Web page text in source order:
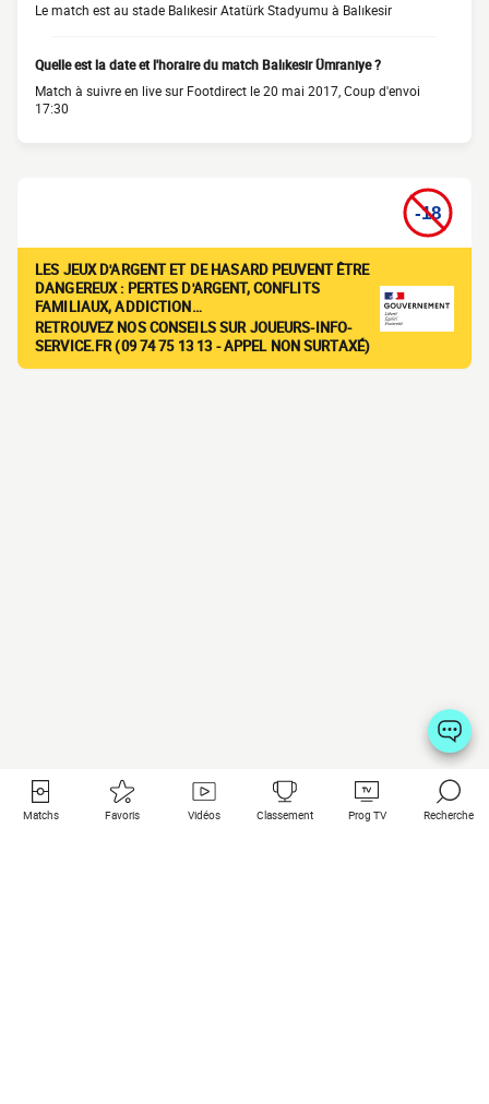
Le match est au stade Balıkesir Atatürk Stadyumu à Balıkesir
Quelle est la date et l'horaire du match Balıkesir Ümraniye ?
Match à suivre en live sur Footdirect le 20 mai 2017, Coup d'envoi
17:30
LES JEUX D'ARGENT ET DE HASARD PEUVENT ÊTRE
DANGEREUX : PERTES D'ARGENT, CONFLITS
FAMILIAUX, ADDICTION…
RETROUVEZ NOS CONSEILS SUR JOUEURS-INFO-
SERVICE.FR (09 74 75 13 13 - APPEL NON SURTAXÉ)
Matchs Favoris Vidéos Classement Prog TV Recherche